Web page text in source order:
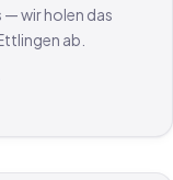
— wir holen das
ab.